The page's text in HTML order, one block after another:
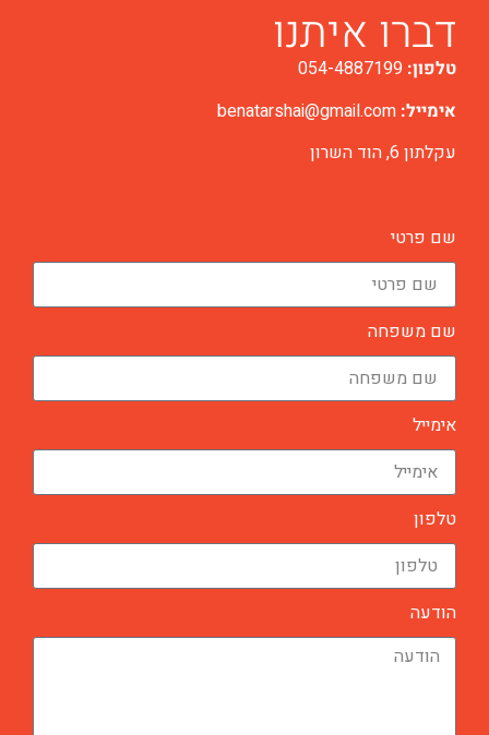
דברו איתנו
טלפון: 054-4887199
אימייל: benatarshai@gmail.com
עקלתון 6, הוד השרון
שם פרטי
שם משפחה
אימייל
טלפון
הודעה